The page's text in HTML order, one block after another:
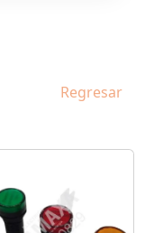
Regresar